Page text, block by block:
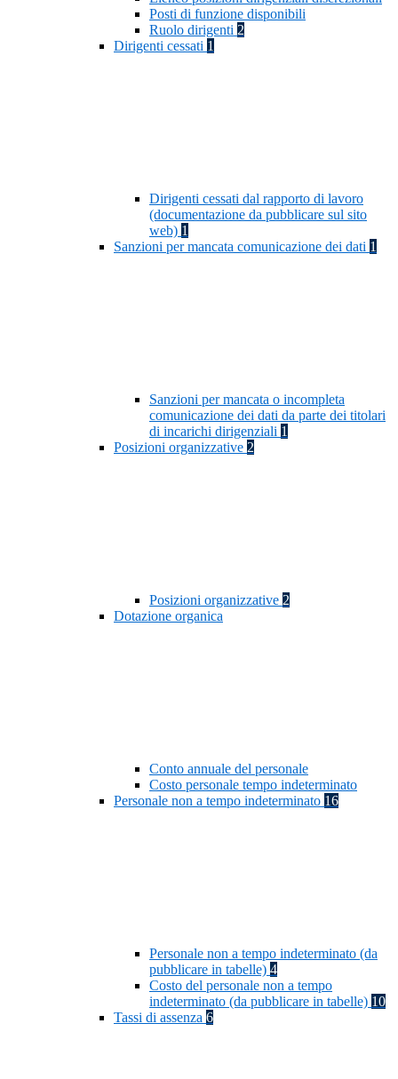
Posti di funzione disponibili
Ruolo dirigenti 2
Dirigenti cessati 1
Dirigenti cessati dal rapporto di lavoro
(documentazione da pubblicare sul sito
web) 1
Sanzioni per mancata comunicazione dei dati 1
Sanzioni per mancata o incompleta
comunicazione dei dati da parte dei titolari
di incarichi dirigenziali 1
Posizioni organizzative 2
Posizioni organizzative 2
Dotazione organica
Conto annuale del personale
Costo personale tempo indeterminato
Personale non a tempo indeterminato 16
Personale non a tempo indeterminato (da
pubblicare in tabelle) 4
Costo del personale non a tempo
indeterminato (da pubblicare in tabelle) 10
Tassi di assenza 6